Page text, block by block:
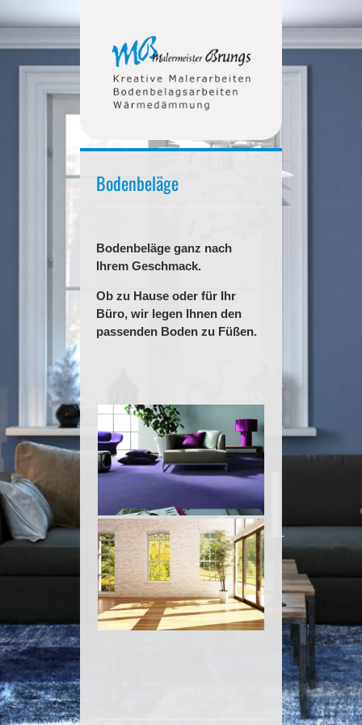
Bodenbeläge
Bodenbeläge ganz nach
Ihrem Geschmack.
Ob zu Hause oder für Ihr
Büro, wir legen Ihnen den
passenden Boden zu Füßen.